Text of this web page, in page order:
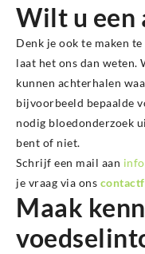
Wilt u een
Denk je ook te maken
laat het ons dan weten.
kunnen achterhalen
bijvoorbeeld bepaalde
nodig bloedonderzoek
bent of niet.
Schrijf een mail aan
je vraag via ons
Maak